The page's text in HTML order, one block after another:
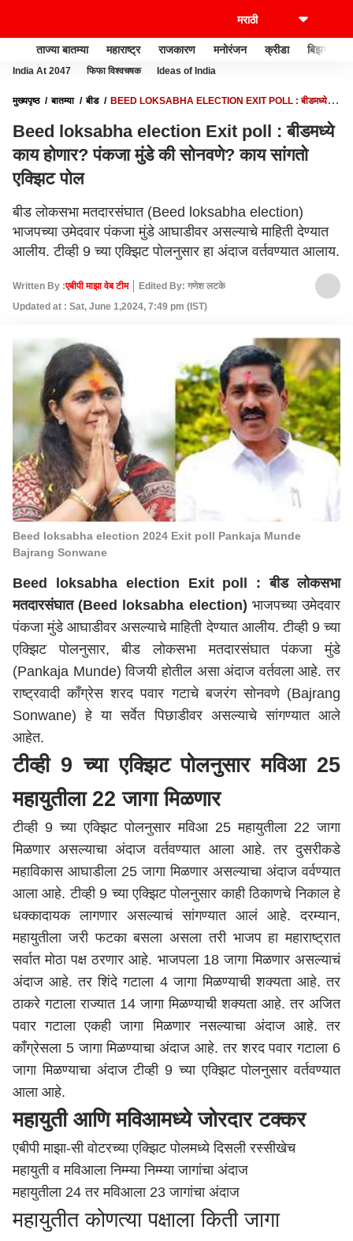
ताज्या बातम्या महाराष्ट्र राजकारण मनोरंजन क्रीडा बिझनेस
India At 2047 फिफा विश्वचषक Ideas of India
मुख्यपृष्ठ बातम्या बीड
BEED LOKSABHA ELECTION EXIT POLL : बीडमध्ये
Beed loksabha election Exit poll : बीडमध्ये
काय होणार? पंकजा मुंडे की सोनवणे? काय सांगतो
एक्झिट पोल
बीड लोकसभा मतदारसंघात (Beed loksabha election)
भाजपच्या उमेदवार पंकजा मुंडे आघाडीवर असल्याचे माहिती देण्यात
आलीय. टीव्ही 9 च्या एक्झिट पोलनुसार हा अंदाज वर्तवण्यात आलाय.
Written By :एबीपी माझा वेब टीम
Edited By: गणेश लटके
Updated at : Sat, June 1,2024, 7:49 pm (IST)
Beed loksabha election 2024 Exit poll Pankaja Munde
Bajrang Sonwane
Beed loksabha election Exit poll :बीड लोकसभा
मतदारसंघात (Beed loksabha election) भाजपच्या उमेदवार
पंकजा मुंडे आघाडीवर असल्याचे माहिती देण्यात आलीय. टीव्ही 9 च्या
एक्झिट पोलनुसार,बीडलोकसभा मतदारसंघात पंकजा मुंडे
(Pankaja Munde) विजयी होतील असा अंदाज वर्तवला आहे. तर
राष्ट्रवादी काँग्रेस शरद पवार गटाचे बजरंग सोनवणे (Bajrang
Sonwane) हे या सर्वेत पिछाडीवर असल्याचे सांगण्यात आले
आहेत.
टीव्ही 9 च्या एक्झिट पोलनुसार मविआ 25
महायुतीला 22 जागा मिळणार
टीव्ही 9 च्या एक्झिट पोलनुसार मविआ 25 महायुतीला 22 जागा
मिळणार असल्याचा अंदाज वर्तवण्यात आला आहे. तर दुसरीकडे
महाविकास आघाडीला 25 जागा मिळणार असल्याचा अंदाज वर्वण्यात
आला आहे. टीव्ही 9 च्या एक्झिट पोलनुसार काही ठिकाणचे निकाल हे
धक्कादायक लागणार असल्याचं सांगण्यात आलं आहे. दरम्यान,
महायुतीला जरी फटका बसला असला तरी भाजप हामहाराष्ट्रात
सर्वात मोठा पक्ष ठरणार आहे. भाजपला 18 जागा मिळणार असल्याचं
अंदाज आहे. तर शिंदे गटाला 4 जागा मिळण्याची शक्यता आहे. तर
ठाकरे गटाला राज्यात 14 जागा मिळण्याची शक्यता आहे. तर अजित
पवार गटाला एकही जागा मिळणार नसल्याचा अंदाज आहे. तर
काँग्रेसला 5 जागा मिळण्याचा अंदाज आहे. तर शरद पवार गटाला 6
जागा मिळण्याचा अंदाज टीव्ही 9 च्या एक्झिट पोलनुसार वर्तवण्यात
आला आहे.
महायुती आणि मविआमध्ये जोरदार टक्कर
एबीपी माझा-सी वोटरच्या एक्झिट पोलमध्ये दिसली रस्सीखेच
महायुती व मविआला निम्म्या निम्म्या जागांचा अंदाज
महायुतीला 24 तर मविआला 23 जागांचा अंदाज
महायुतीत कोणत्या पक्षाला किती जागा